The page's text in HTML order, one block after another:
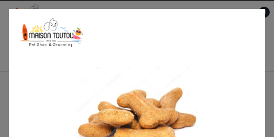
0
Accueil
Pour
Manteaux
Doudoune Réversible Milk
& Pepper Mariette